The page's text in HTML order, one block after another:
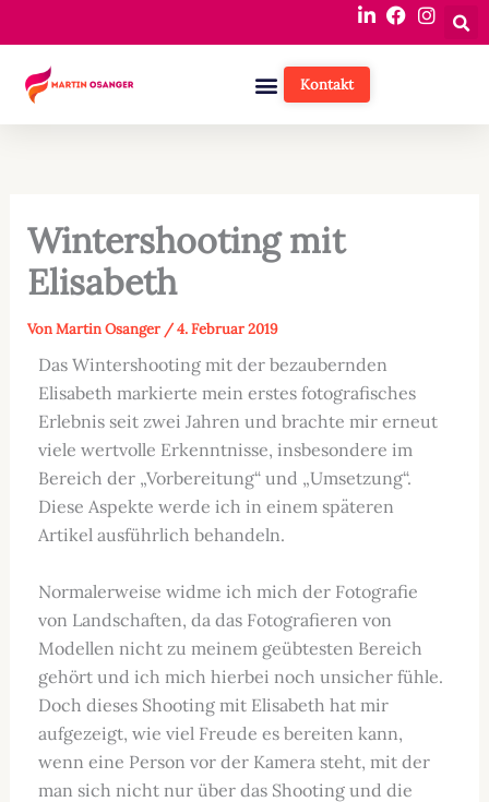
Inhalt
springen
Kontakt
Wintershooting mit
Elisabeth
VonMartin Osanger /4. Februar 2019
Das Wintershooting mit der bezaubernden
Elisabeth markierte mein erstes fotografisches
Erlebnis seit zwei Jahren und brachte mir erneut
viele wertvolle Erkenntnisse, insbesondere im
Bereich der „Vorbereitung“ und „Umsetzung“.
Diese Aspekte werde ich in einem späteren
Artikel ausführlich behandeln.
Normalerweise widme ich mich der Fotografie
von Landschaften, da das Fotografieren von
Modellen nicht zu meinem geübtesten Bereich
gehört und ich mich hierbei noch unsicher fühle.
Doch dieses Shooting mit Elisabeth hat mir
aufgezeigt, wie viel Freude es bereiten kann,
wenn eine Person vor der Kamera steht, mit der
man sich nicht nur über das Shooting und die